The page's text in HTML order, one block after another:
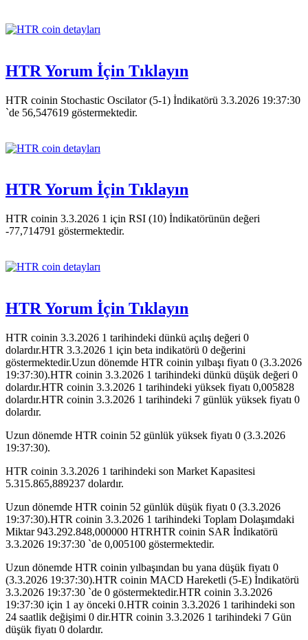
HTR Yorum İçin Tıklayın
HTR coinin Stochastic Oscilator (5-1) İndikatörü 3.3.2026 19:37:30
`de 56,547619 göstermektedir.
HTR Yorum İçin Tıklayın
HTR coinin 3.3.2026 1 için RSI (10) İndikatörünün değeri
-77,714791 göstermektedir.
HTR Yorum İçin Tıklayın
HTR coinin 3.3.2026 1 tarihindeki dünkü açılış değeri 0
dolardır.HTR 3.3.2026 1 için beta indikatörü 0 değerini
göstermektedir.Uzun dönemde HTR coinin yılbaşı fiyatı 0 (3.3.2026
19:37:30).HTR coinin 3.3.2026 1 tarihindeki dünkü düşük değeri 0
dolardır.HTR coinin 3.3.2026 1 tarihindeki yüksek fiyatı 0,005828
dolardır.HTR coinin 3.3.2026 1 tarihindeki 7 günlük yüksek fiyatı 0
dolardır.
Uzun dönemde HTR coinin 52 günlük yüksek fiyatı 0 (3.3.2026
19:37:30).
HTR coinin 3.3.2026 1 tarihindeki son Market Kapasitesi
5.315.865,889237 dolardır.
Uzun dönemde HTR coinin 52 günlük düşük fiyatı 0 (3.3.2026
19:37:30).HTR coinin 3.3.2026 1 tarihindeki Toplam Dolaşımdaki
Miktar 943.292.848,000000 HTRHTR coinin SAR İndikatörü
3.3.2026 19:37:30 `de 0,005100 göstermektedir.
Uzun dönemde HTR coinin yılbaşından bu yana düşük fiyatı 0
(3.3.2026 19:37:30).HTR coinin MACD Hareketli (5-E) İndikatörü
3.3.2026 19:37:30 `de 0 göstermektedir.HTR coinin 3.3.2026
19:37:30 için 1 ay önceki 0.HTR coinin 3.3.2026 1 tarihindeki son
24 saatlik değişimi 0 dir.HTR coinin 3.3.2026 1 tarihindeki 7 Gün
düşük fiyatı 0 dolardır.